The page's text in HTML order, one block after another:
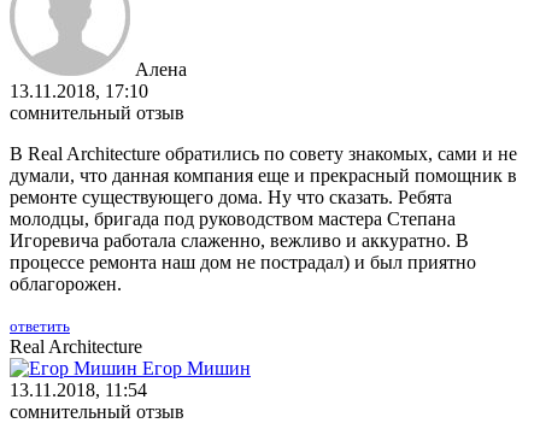
Алена
13.11.2018, 17:10
сомнительный отзыв
В Real Architecture обратились по совету знакомых, сами и не
думали, что данная компания еще и прекрасный помощник в
ремонте существующего дома. Ну что сказать. Ребята
молодцы, бригада под руководством мастера Степана
Игоревича работала слаженно, вежливо и аккуратно. В
процессе ремонта наш дом не пострадал) и был приятно
облагорожен.
ответить
Real Architecture
Егор Мишин
13.11.2018, 11:54
сомнительный отзыв